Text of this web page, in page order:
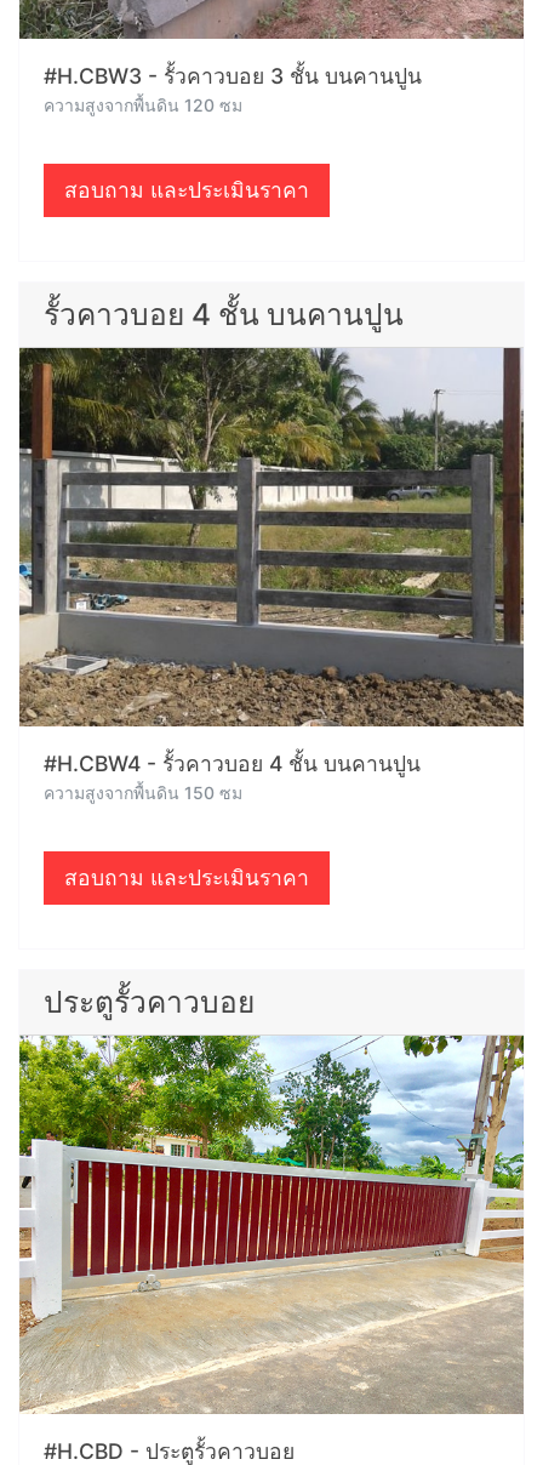
#H.CBW3 - รั้วคาวบอย 3 ชั้น บนคานปูน
ความสูงจากพื้นดิน 120 ซม
สอบถาม และประเมินราคา
รั้วคาวบอย 4 ชั้น บนคานปูน
#H.CBW4 - รั้วคาวบอย 4 ชั้น บนคานปูน
ความสูงจากพื้นดิน 150 ซม
สอบถาม และประเมินราคา
ประตูรั้วคาวบอย
#H.CBD - ประตูรั้วคาวบอย